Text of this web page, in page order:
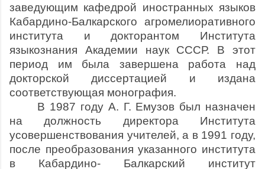
заведующим кафедрой иностранных языков
Кабардино-Балкарского агромелиоративного
института и докторантом Института
языкознания Академии наук СССР. В этот
период им была завершена работа над
докторской диссертацией и издана
соответствующая монография.
В 1987 году А. Г. Емузов был назначен
на должность директора Института
усовершенствования учителей, а в 1991 году,
после преобразования указанного института
в Кабардино- Балкарский институт